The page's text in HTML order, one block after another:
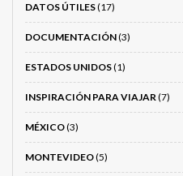
DATOS ÚTILES(17)
DOCUMENTACIÓN(3)
ESTADOS UNIDOS(1)
INSPIRACIÓN PARA VIAJAR(7)
MÉXICO(3)
MONTEVIDEO(5)